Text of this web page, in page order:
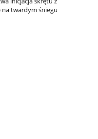
na twardym śniegu